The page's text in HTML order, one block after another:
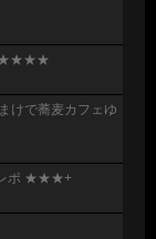
★★★★
けで蕎麦カフェゆ
レポ ★★★+